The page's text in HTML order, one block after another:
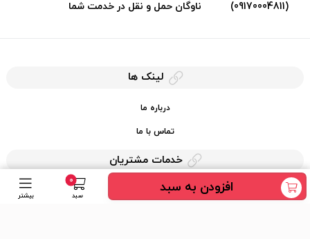
افزودن به سبد 0
سبد بیشتر
(09170004811)
ناوگان حمل و نقل در خدمت شما
لینک ها
درباره ما
تماس با ما
خدمات مشتریان
حریم خصوصی